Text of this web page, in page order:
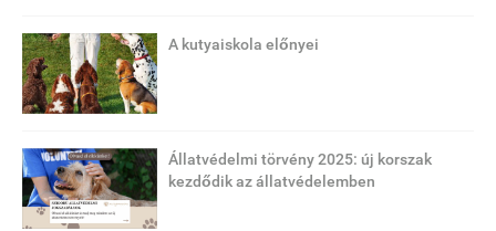
A kutyaiskola előnyei
Állatvédelmi törvény 2025: új korszak
kezdődik az állatvédelemben